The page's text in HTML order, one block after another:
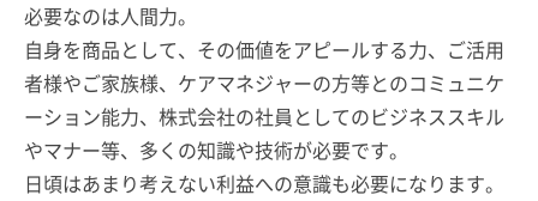
必要なのは人間力。
自身を商品として、その価値をアピールする力、ご活用
者様やご家族様、ケアマネジャーの方等とのコミュニケ
ーション能力、株式会社の社員としてのビジネススキル
やマナー等、多くの知識や技術が必要です。
日頃はあまり考えない利益への意識も必要になります。